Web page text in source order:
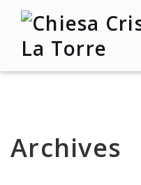
Archives